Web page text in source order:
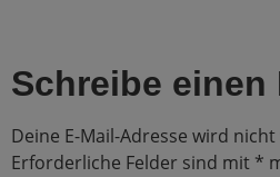
Schreibe einen
Deine E-Mail-Adresse wird
Erforderliche Felder sind mit *